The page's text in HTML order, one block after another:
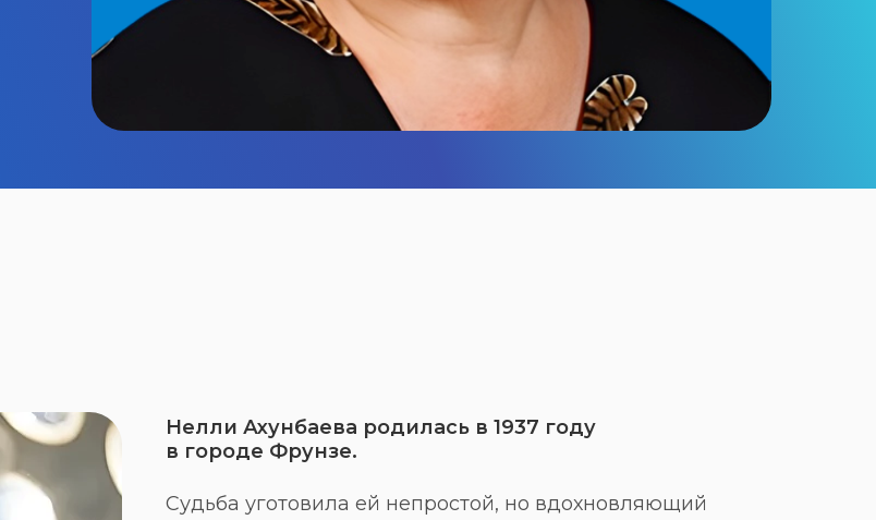
Нелли Ахунбаева родилась в 1937 году
в городе Фрунзе.
Судьба уготовила ей непростой, но вдохновляющий